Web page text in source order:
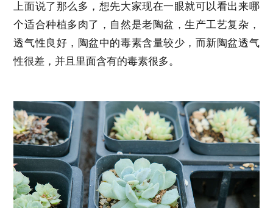
上面说了那么多，想先大家现在一眼就可以看出来哪
个适合种植多肉了，自然是老陶盆，生产工艺复杂，
透气性良好，陶盆中的毒素含量较少，而新陶盆透气
性很差，并且里面含有的毒素很多。